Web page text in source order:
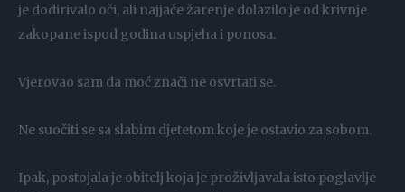
je dodirivalo oči, ali najjače žarenje dolazilo je od krivnje
zakopane ispod godina uspjeha i ponosa.
Vjerovao sam da moć znači ne osvrtati se.
Ne suočiti se sa slabim djetetom koje je ostavio za sobom.
Ipak, postojala je obitelj koja je proživljavala isto poglavlje